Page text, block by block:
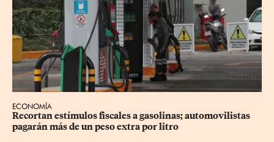
ECONOMÍA
Recortan estímulos fiscales a gasolinas; automovilistas
pagarán más de un peso extra por litro